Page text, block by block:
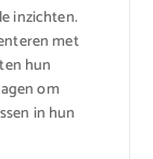
inzichten.
met
hun
om
in hun